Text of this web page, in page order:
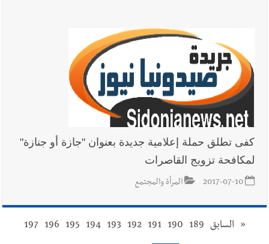
كفى تطلق حملة إعلامية جديدة بعنوان "جازة أو جنازة"
لمكافحة تزويج القاصرات
2017-07-10 المرأة والمجتمع
« السابق 189
190
191
192
193
194
195
196
197